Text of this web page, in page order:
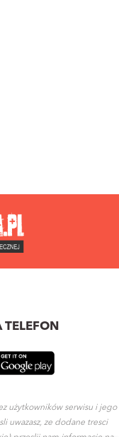
TELEFON
użytkowników serwisu i jego
uwazasz, ze dodane tresci